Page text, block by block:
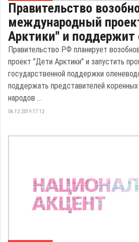
Правительство
международный
Арктики" и поддержит
Правительство РФ планирует
проект "Дети Арктики" и запустить
государственной поддержки
поддержать представителей
народов ...
06.12.2019 17:12